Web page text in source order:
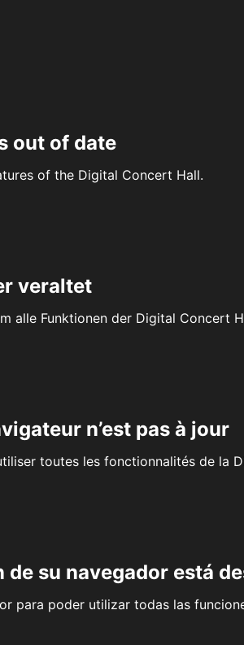
out of date
of the Digital Concert Hall.
veraltet
alle Funktionen der Digital Concert
n’est pas à jour
toutes les fonctionnalités de la
su navegador está
para poder utilizar todas las